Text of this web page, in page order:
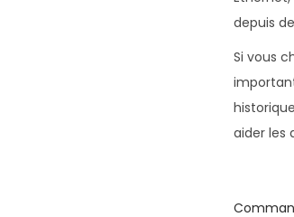
depuis
Si vous
aider les